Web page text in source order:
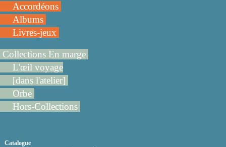
Accordéons
Albums
Livres-jeux
Collections En marge
L'œil voyage
[dans l'atelier]
Orbe
Hors-Collections
Catalogue